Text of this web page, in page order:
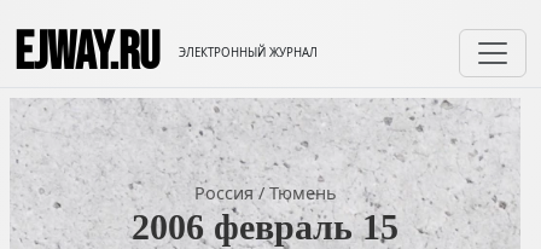
EJWAY.RU ЭЛЕКТРОННЫЙ ЖУРНАЛ
Россия/ Тюмень
2006 февраль 15